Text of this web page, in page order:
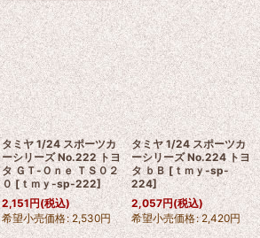
タミヤ 1/24 スポーツカ
ーシリーズ No.222 トヨ
タ ＧＴ-Ｏｎｅ ＴＳ０２
０ [ｔｍｙ-sp-222]
2,151円(税込)
希望小売価格: 2,530円
タミヤ 1/24 スポーツカ
ーシリーズ No.224 トヨ
タ ｂＢ [ｔｍｙ-sp-
224]
2,057円(税込)
希望小売価格: 2,420円